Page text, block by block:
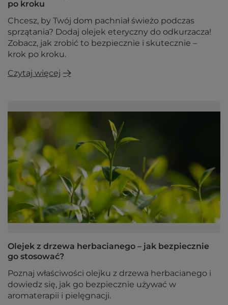
po kroku
Chcesz, by Twój dom pachniał świeżo podczas
sprzątania? Dodaj olejek eteryczny do odkurzacza!
Zobacz, jak zrobić to bezpiecznie i skutecznie –
krok po kroku.
Czytaj więcej
Olejek z drzewa herbacianego – jak bezpiecznie
go stosować?
Poznaj właściwości olejku z drzewa herbacianego i
dowiedz się, jak go bezpiecznie używać w
aromaterapii i pielęgnacji.